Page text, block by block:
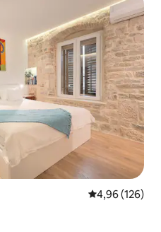
Vidutinis
4,96 (126)